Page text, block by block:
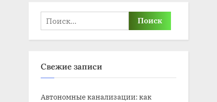
Найти:
Свежие записи
Автономные канализации: как